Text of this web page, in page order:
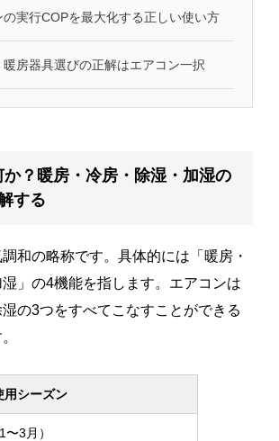
の実行COPを最大化する正しい使い方
暖房器具選びの正解はエアコン一択
か？暖房・冷房・除湿・加湿の
する
和の略称です。具体的には「暖房・
」の4機能を指します。エアコンは
の3つをすべてこなすことができる
用シーズン
3月）